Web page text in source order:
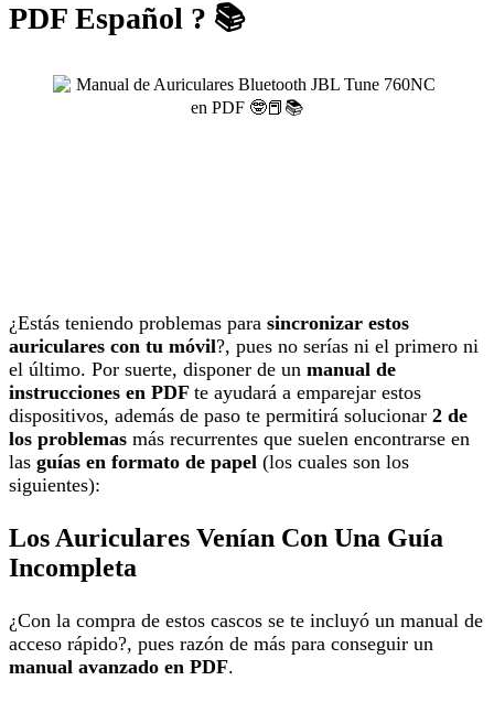
PDF Español ? 📚
¿Estás teniendo problemas para sincronizar estos
auriculares con tu móvil?, pues no serías ni el primero ni
el último. Por suerte, disponer de un manual de
instrucciones en PDF te ayudará a emparejar estos
dispositivos, además de paso te permitirá solucionar 2 de
los problemas más recurrentes que suelen encontrarse en
las guías en formato de papel (los cuales son los
siguientes):
Los Auriculares Venían Con Una Guía
Incompleta
¿Con la compra de estos cascos se te incluyó un manual de
acceso rápido?, pues razón de más para conseguir un
manual avanzado en PDF.